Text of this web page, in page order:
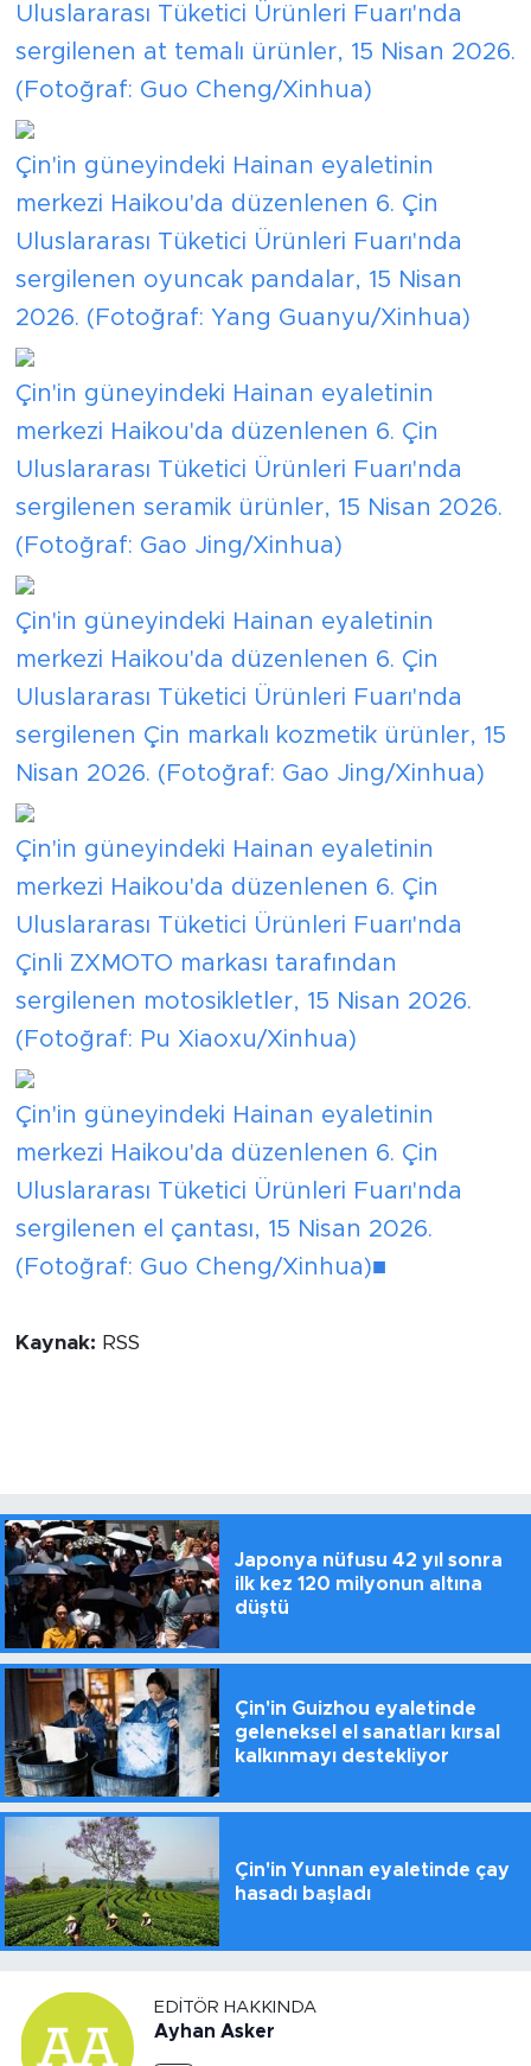
Uluslararası Tüketici Ürünleri Fuarı'nda
sergilenen at temalı ürünler, 15 Nisan 2026.
(Fotoğraf: Guo Cheng/Xinhua)
Çin'in güneyindeki Hainan eyaletinin
merkezi Haikou'da düzenlenen 6. Çin
Uluslararası Tüketici Ürünleri Fuarı'nda
sergilenen oyuncak pandalar, 15 Nisan
2026. (Fotoğraf: Yang Guanyu/Xinhua)
Çin'in güneyindeki Hainan eyaletinin
merkezi Haikou'da düzenlenen 6. Çin
Uluslararası Tüketici Ürünleri Fuarı'nda
sergilenen seramik ürünler, 15 Nisan 2026.
(Fotoğraf: Gao Jing/Xinhua)
Çin'in güneyindeki Hainan eyaletinin
merkezi Haikou'da düzenlenen 6. Çin
Uluslararası Tüketici Ürünleri Fuarı'nda
sergilenen Çin markalı kozmetik ürünler, 15
Nisan 2026. (Fotoğraf: Gao Jing/Xinhua)
Çin'in güneyindeki Hainan eyaletinin
merkezi Haikou'da düzenlenen 6. Çin
Uluslararası Tüketici Ürünleri Fuarı'nda
Çinli ZXMOTO markası tarafından
sergilenen motosikletler, 15 Nisan 2026.
(Fotoğraf: Pu Xiaoxu/Xinhua)
Çin'in güneyindeki Hainan eyaletinin
merkezi Haikou'da düzenlenen 6. Çin
Uluslararası Tüketici Ürünleri Fuarı'nda
sergilenen el çantası, 15 Nisan 2026.
(Fotoğraf: Guo Cheng/Xinhua)■
Kaynak: RSS
Japonya nüfusu 42 yıl sonra
ilk kez 120 milyonun altına
düştü
Çin'in Guizhou eyaletinde
geleneksel el sanatları kırsal
kalkınmayı destekliyor
Çin'in Yunnan eyaletinde çay
hasadı başladı
EDITÖR HAKKINDA
Ayhan Asker